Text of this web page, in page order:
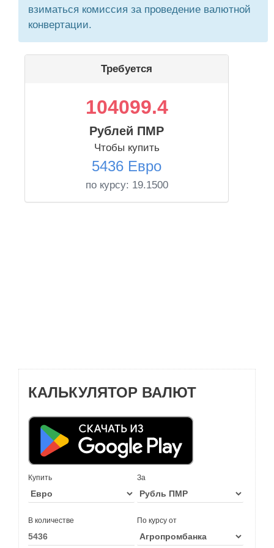
взиматься комиссия за проведение валютной
конвертации.
Требуется
104099.4
Рублей ПМР
Чтобы купить
5436 Евро
по курсу: 19.1500
КАЛЬКУЛЯТОР ВАЛЮТ
Купить За
В количестве По курсу от